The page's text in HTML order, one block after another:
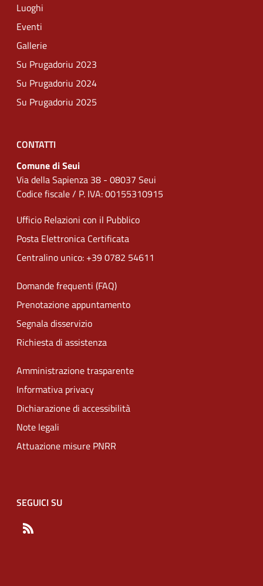
Luoghi
Eventi
Gallerie
Su Prugadoriu 2023
Su Prugadoriu 2024
Su Prugadoriu 2025
CONTATTI
Comune di Seui
Via della Sapienza 38 - 08037 Seui
Codice fiscale / P. IVA: 00155310915
Ufficio Relazioni con il Pubblico
Posta Elettronica Certificata
Centralino unico: +39 0782 54611
Domande frequenti (FAQ)
Prenotazione appuntamento
Segnala disservizio
Richiesta di assistenza
Amministrazione trasparente
Informativa privacy
Dichiarazione di accessibilità
Note legali
Attuazione misure PNRR
SEGUICI SU